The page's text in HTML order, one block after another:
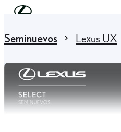
Skip to Main Content
Seminuevos Lexus UX